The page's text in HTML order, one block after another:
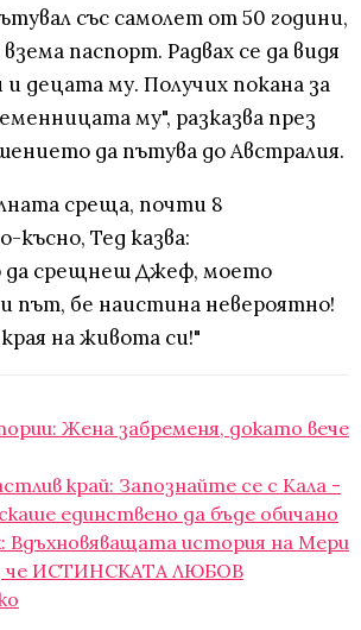
със самолет от 50 години,
паспорт. Радвах се да видя
децата му. Получих покана за
му", разказва през
да пътува до Австралия.
среща, почти 8
късно, Тед казва:
да срещнеш Джеф, моето
път, бе наистина невероятно!
на живота си!"
Жена забременя, докато вече
край: Запознайте се с Кала -
единствено да бъде обичано
Вдъхновяващата история на Мери
че ИСТИНСКАТА ЛЮБОВ